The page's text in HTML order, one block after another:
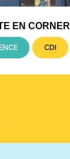
EN CORNER
CDI